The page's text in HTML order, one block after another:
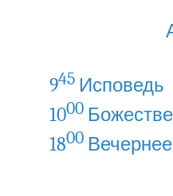
945 Исповедь
1000
1800